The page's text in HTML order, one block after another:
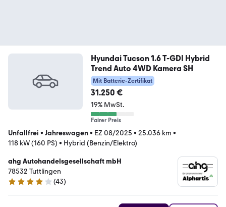
Hyundai Tucson 1.6 T-GDI Hybrid
Trend Auto 4WD Kamera SH
Mit Batterie-Zertifikat
31.250 €
19% MwSt.
Fairer Preis
Unfallfrei • Jahreswagen• EZ 08/2025 • 25.036 km •
118 kW (160 PS) • Hybrid (Benzin/Elektro)
ahg Autohandelsgesellschaft mbH
78532 Tuttlingen
4 Sterne
(43)